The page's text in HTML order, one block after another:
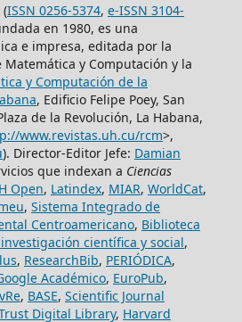
(ISSN 0256-5374, e-ISSN 3104-
en 1980, es una
e impresa, editada por la
Matemática y Computación y la
y Computación de la
, Edificio Felipe Poey, San
de la Revolución, La Habana,
www.revistas.uh.cu/rcm>,
). Director-Editor Jefe: Damian
que indexan a Ciencias
Open, Latindex, MIAR, WorldCat,
, Sistema Integrado de
Centroamericano, Biblioteca
científica y social,
, ResearchBib, PERIÓDICA,
Académico, EuroPub,
, BASE, Scientific Journal
Digital Library, Harvard